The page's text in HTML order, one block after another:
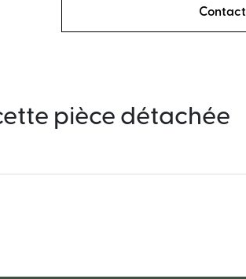
Contact
pièce détachée